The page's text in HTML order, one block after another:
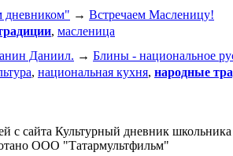
дневником" → Встречаем Масленицу!
, масленица
Даниил. → Блины - национальное
, национальная кухня, народные
с сайта Культурный дневник
ООО "Татармультфильм"